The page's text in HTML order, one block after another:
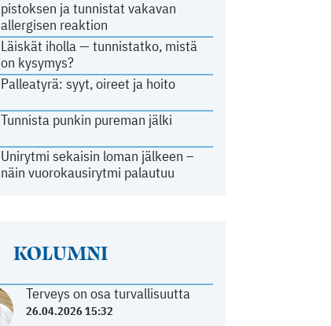
pistoksen ja tunnistat vakavan
allergisen reaktion
Läiskät iholla — tunnistatko, mistä
on kysymys?
Palleatyrä: syyt, oireet ja hoito
Tunnista punkin pureman jälki
Unirytmi sekaisin loman jälkeen –
näin vuorokausirytmi palautuu
KOLUMNI
Terveys on osa turvallisuutta
26.04.2026 15:32